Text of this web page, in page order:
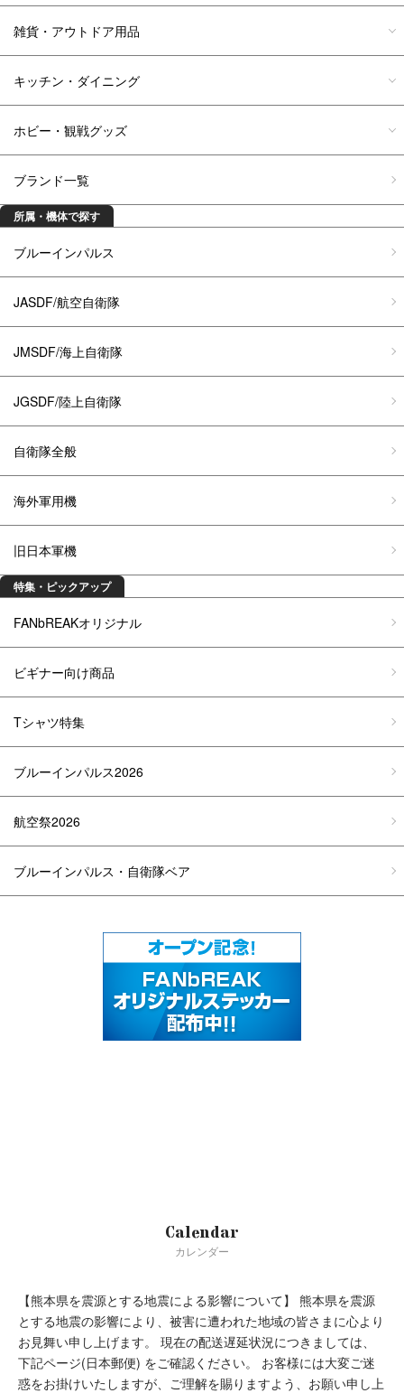
雑貨・アウトドア用品
キッチン・ダイニング
ホビー・観戦グッズ
ブランド一覧
所属・機体で探す
ブルーインパルス
JASDF/航空自衛隊
JMSDF/海上自衛隊
JGSDF/陸上自衛隊
自衛隊全般
海外軍用機
旧日本軍機
特集・ピックアップ
FANbREAKオリジナル
ビギナー向け商品
Tシャツ特集
ブルーインパルス2026
航空祭2026
ブルーインパルス・自衛隊ベア
Calendar
カレンダー
true
【熊本県を震源とする地震による影響について】 熊本県を震源
とする地震の影響により、被害に遭われた地域の皆さまに心より
お見舞い申し上げます。
現在の配送遅延状況につきましては、
下記ページ(日本郵便) をご確認ください。
お客様には大変ご迷
惑をお掛けいたしますが、ご理解を賜りますよう、お願い申し上